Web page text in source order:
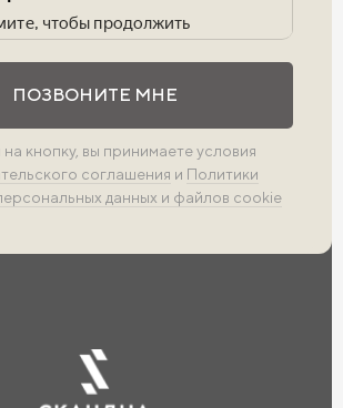
ПОЗВОНИТЕ МНЕ
кнопку, вы принимаете условия
соглашения и Политики
данных и файлов cookie